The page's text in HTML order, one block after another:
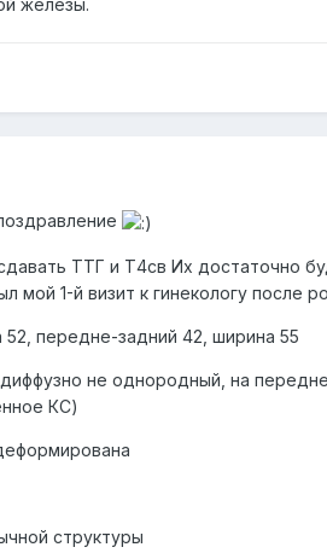
железы.
ТТГ и Т4св Их достаточно
мой 1-й визит к гинекологу после
52, передне-задний 42, ширина 55
не однородный, на
КС)
структуры